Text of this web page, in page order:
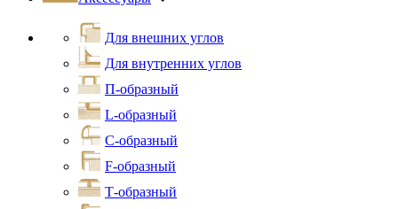
Для внешних углов
Для внутренних углов
П-образный
L-образный
С-образный
F-образный
Т-образный